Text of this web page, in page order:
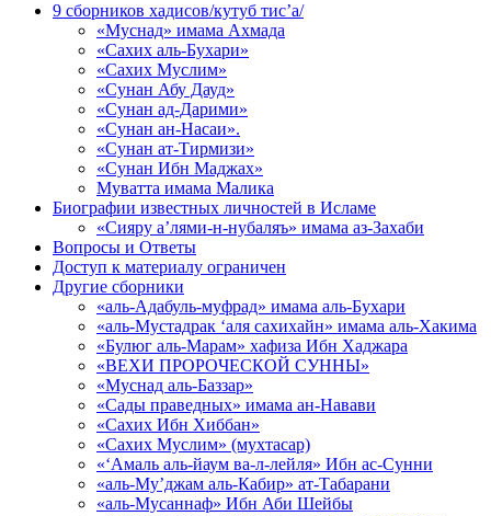
9 сборников хадисов/кутуб тис’а/
«Муснад» имама Ахмада
«Сахих аль-Бухари»
«Сахих Муслим»
«Сунан Абу Дауд»
«Сунан ад-Дарими»
«Сунан ан-Насаи».
«Сунан ат-Тирмизи»
«Сунан Ибн Маджах»
Муватта имама Малика
Биографии известных личностей в Исламе
«Сияру а’лями-н-нубаляъ» имама аз-Захаби
Вопросы и Ответы
Доступ к материалу ограничен
Другие сборники
«аль-Адабуль-муфрад» имама аль-Бухари
«аль-Мустадрак ‘аля сахихайн» имама аль-Хакима
«Булюг аль-Марам» хафиза Ибн Хаджара
«ВЕХИ ПРОРОЧЕСКОЙ СУННЫ»
«Муснад аль-Баззар»
«Сады праведных» имама ан-Навави
«Сахих Ибн Хиббан»
«Сахих Муслим» (мухтасар)
«‘Амаль аль-йаум ва-л-лейля» Ибн ас-Сунни
«аль-Му’джам аль-Кабир» ат-Табарани
«аль-Мусаннаф» Ибн Аби Шейбы